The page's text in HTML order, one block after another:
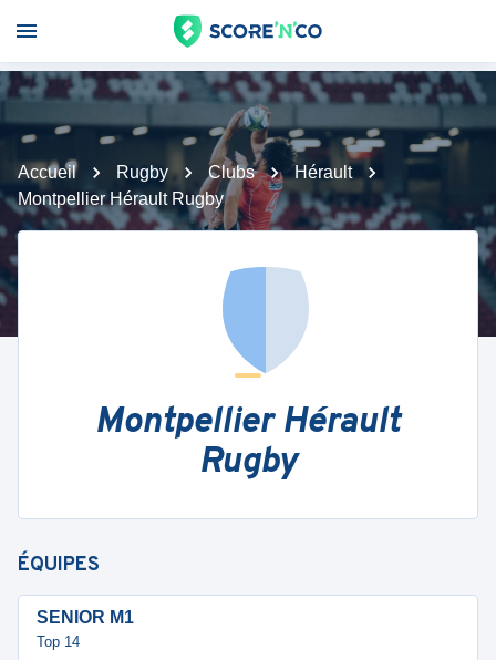
Accueil Rugby Clubs
Hérault
Montpellier Hérault Rugby
Montpellier Hérault
Rugby
ÉQUIPES
SENIOR M1
Top 14